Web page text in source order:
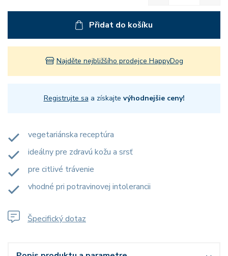
Přidat do košíku
Najděte nejbližšího prodejce HappyDog
Registrujte sa a získajte výhodnejšie ceny!
vegetariánska receptúra
ideálny pre zdravú kožu a srsť
pre citlivé trávenie
vhodné pri potravinovej intolerancii
Špecifický dotaz